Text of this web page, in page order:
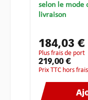
selon le mode
livraison
184,03 €
plus frais de port
219,00 €
Prix TTC hors